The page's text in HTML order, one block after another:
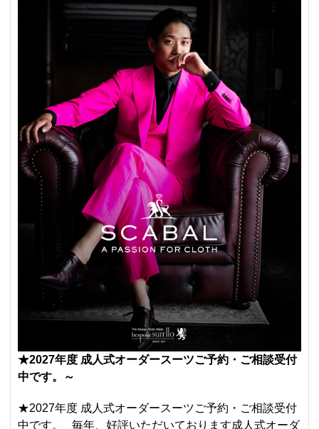
★2027年度 成人式オーダースーツご予約・ご相談受付
中です。～
★2027年度 成人式オーダースーツご予約・ご相談受付
中です。 毎年、好評いただいております成人式オーダ